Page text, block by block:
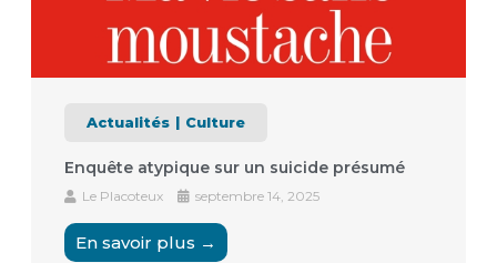
Actualités Culture
Enquête atypique sur un suicide présumé
Le Placoteux septembre 14, 2025
En savoir plus →